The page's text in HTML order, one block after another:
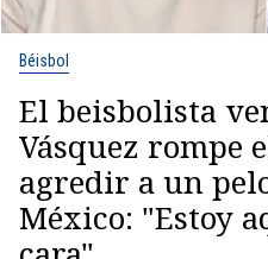
Béisbol
El beisbolista
Vásquez rompe
agredir a un
México: "Estoy